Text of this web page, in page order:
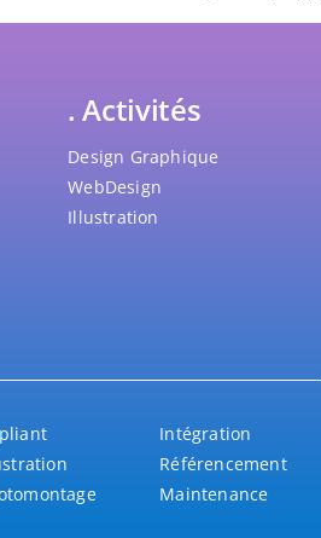
. Activités
Design Graphique
WebDesign
Illustration
Intégration
Référencement
Maintenance